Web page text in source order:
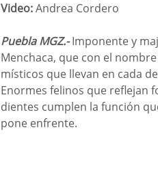
Video: Andrea Cordero
Puebla MGZ.- Imponente y
Menchaca, que con el
místicos que llevan en cada
Enormes felinos que reflejan
dientes cumplen la función
pone enfrente.